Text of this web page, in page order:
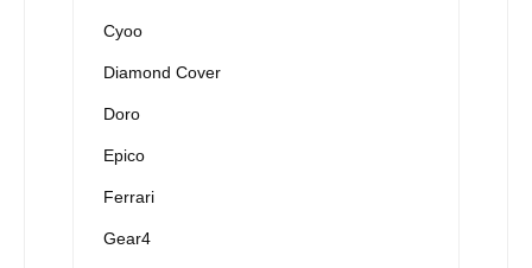
Cyoo
Diamond Cover
Doro
Epico
Ferrari
Gear4